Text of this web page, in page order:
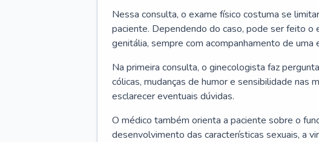
Nessa consulta, o exame físico costuma se
paciente. Dependendo do caso, pode ser feito o
genitália, sempre com acompanhamento de
Na primeira consulta, o ginecologista faz
cólicas, mudanças de humor e sensibilidade nas
esclarecer eventuais dúvidas.
O médico também orienta a paciente sobre o
desenvolvimento das características sexuais, a